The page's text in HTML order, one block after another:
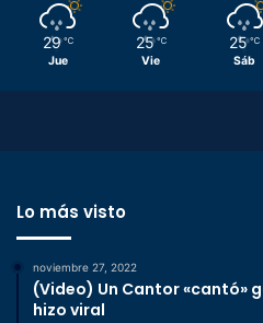
29 ℃
Jue
25 ℃
Vie
25 ℃
Sáb
Lo más visto
noviembre 27, 2022
(Video) Un Cantor «cantó»
hizo viral